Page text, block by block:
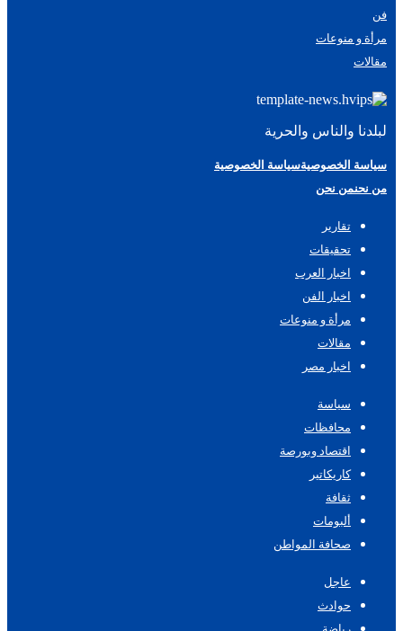
فن
مرأة و منوعات
مقالات
لبلدنا والناس والحرية
سياسة الخصوصيةسياسة الخصوصية
من نحنمن نحن
تقارير
تحقيقات
اخبار العرب
اخبار الفن
مرأة و منوعات
مقالات
اخبار مصر
سياسة
محافظات
اقتصاد وبورصة
كاريكاتير
ثقافة
ألبومات
صحافة المواطن
عاجل
حوادث